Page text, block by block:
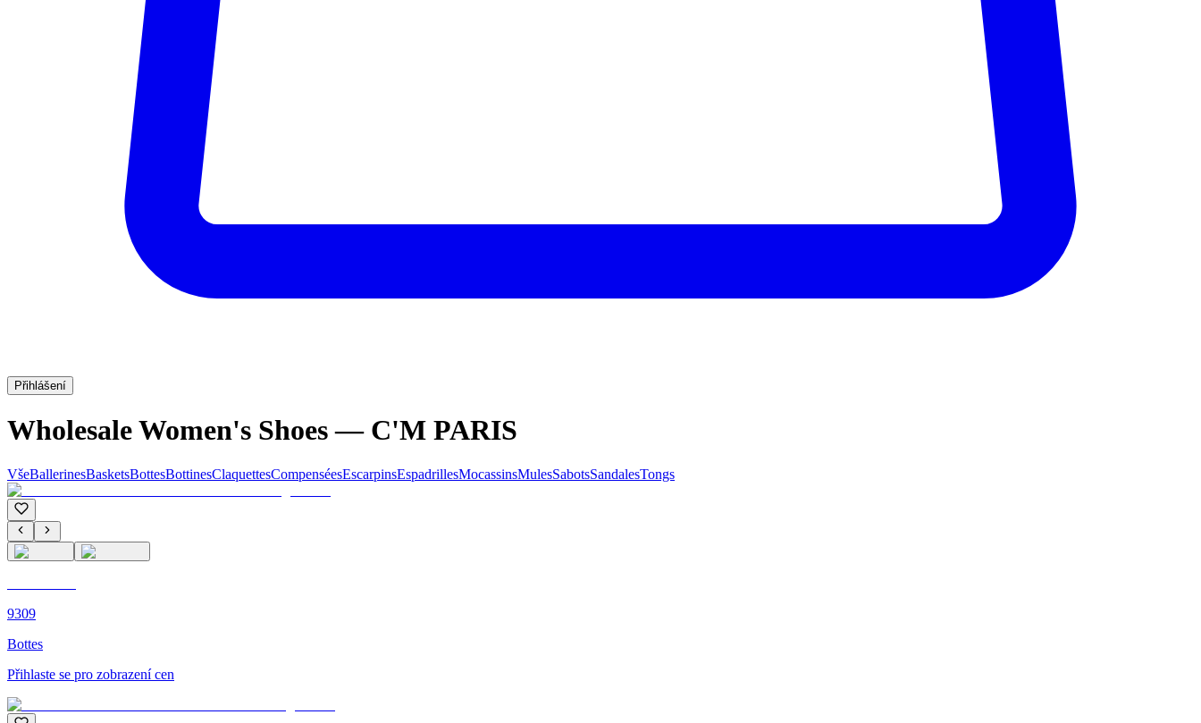
Přihlášení
Wholesale Women's Shoes — C'M PARIS
VšeBallerinesBasketsBottesBottinesClaquettesCompenséesEscarpinsEspadrillesMocassinsMulesSabotsSandalesTongs
9309
Bottes
Přihlaste se pro zobrazení cen